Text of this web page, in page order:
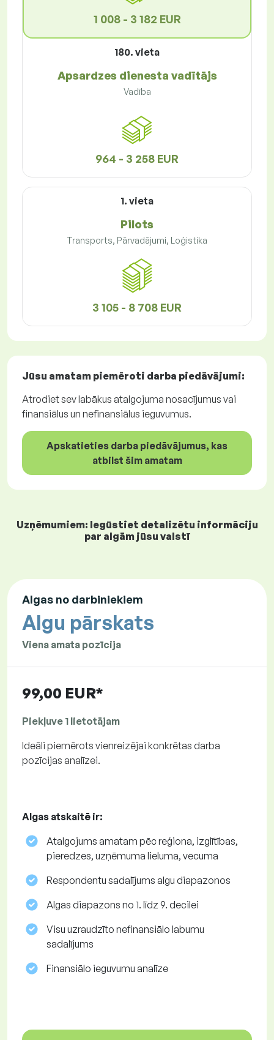
1 008 - 3 182 EUR
180. vieta
Apsardzes dienesta vadītājs
Vadība
964 - 3 258 EUR
1. vieta
Pilots
Transports, Pārvadājumi, Loģistika
3 105 - 8 708 EUR
Jūsu amatam piemēroti darba piedāvājumi:
Atrodiet sev labākus atalgojuma nosacījumus vai
finansiālus un nefinansiālus ieguvumus.
Apskatieties darba piedāvājumus, kas
atbilst šim amatam
Uzņēmumiem: Iegūstiet detalizētu informāciju
par algām jūsu valstī
Algas no darbiniekiem
Algu pārskats
Viena amata pozīcija
99,00 EUR*
Piekļuve 1 lietotājam
Ideāli piemērots vienreizējai konkrētas darba
pozīcijas analīzei.
Algas atskaitē ir:
Atalgojums amatam pēc reģiona, izglītības,
pieredzes, uzņēmuma lieluma, vecuma
Respondentu sadalījums algu diapazonos
Algas diapazons no 1. līdz 9. decilei
Visu uzraudzīto nefinansiālo labumu
sadalījums
Finansiālo ieguvumu analīze